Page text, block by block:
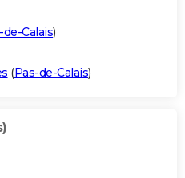
de-Calais)
(Pas-de-Calais)